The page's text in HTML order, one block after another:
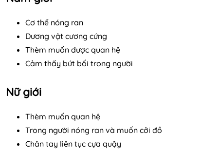
Cơ thể nóng ran
Dương vật cương cứng
Thèm muốn được quan hệ
Cảm thấy bứt bối trong người
Nữ giới
Thèm muốn quan hệ
Trong người nóng ran và muốn cởi đồ
Chân tay liên tục cựa quậy